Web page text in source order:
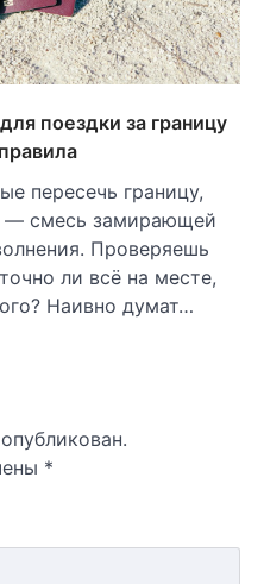
поездки за границу
пересечь границу,
— смесь замирающей
Проверяешь
ли всё на месте,
Наивно думат…
*